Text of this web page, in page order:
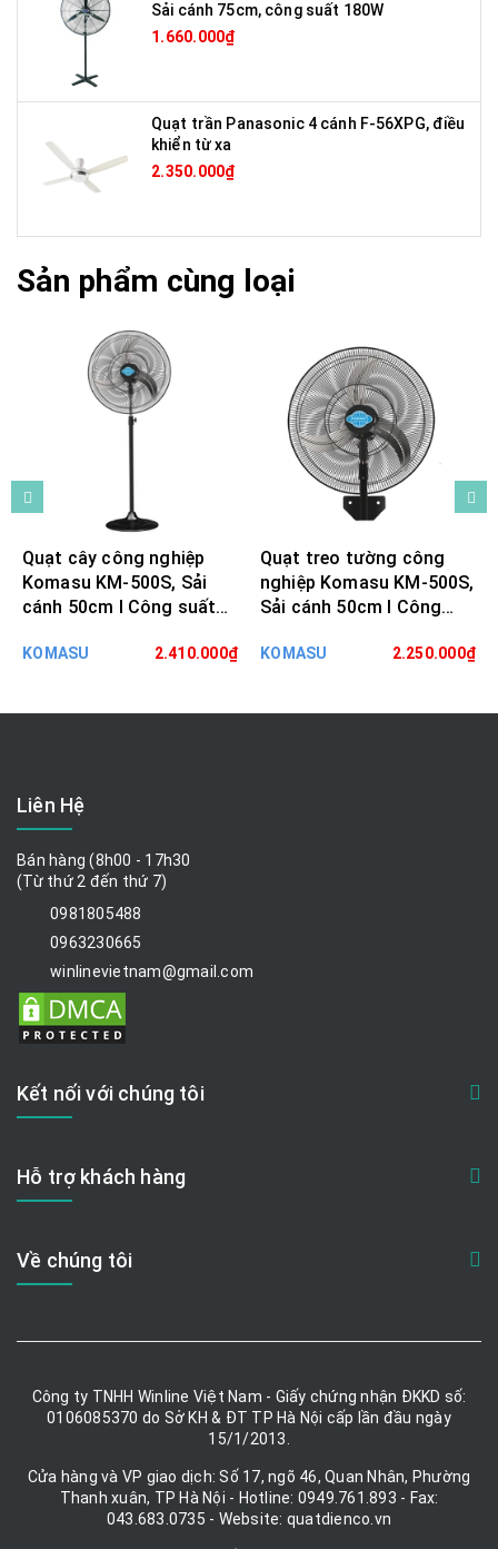
Sải cánh 75cm, công suất 180W
1.660.000₫
Quạt trần Panasonic 4 cánh F-56XPG, điều
khiển từ xa
2.350.000₫
Sản phẩm cùng loại
Quạt cây công nghiệp
Komasu KM-500S, Sải
cánh 50cm I Công suất
KOMASU 2.410.000₫
Quạt treo tường công
nghiệp Komasu KM-500S,
Sải cánh 50cm I Công
KOMASU 2.250.000₫
Liên Hệ
Bán hàng (8h00 - 17h30
(Từ thứ 2 đến thứ 7)
0981805488
0963230665
winlinevietnam@gmail.com
Kết nối với chúng tôi
Hỗ trợ khách hàng
Về chúng tôi
Công ty TNHH Winline Việt Nam - Giấy chứng nhận ĐKKD số:
0106085370 do Sở KH & ĐT TP Hà Nội cấp lần đầu ngày
15/1/2013.
Cửa hàng và VP giao dịch: Số 17, ngõ 46, Quan Nhân, Phường
Thanh xuân, TP Hà Nội - Hotline: 0949.761.893 - Fax:
043.683.0735 - Website: quatdienco.vn